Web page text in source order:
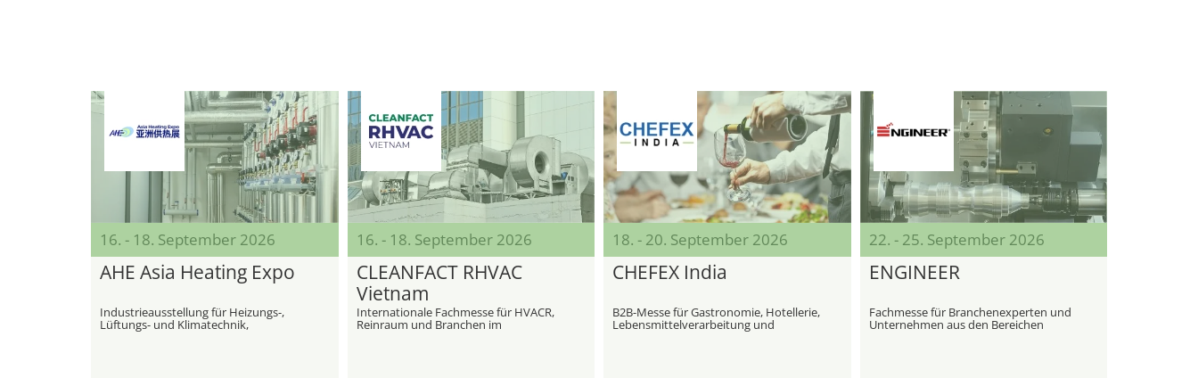
16. - 18. September 2026
AHE Asia Heating Expo
Industrieausstellung für Heizungs-,
Lüftungs- und Klimatechnik,
Warmwasserbereitung, Trocknung und
16. - 18. September 2026
CLEANFACT RHVAC
Vietnam
Internationale Fachmesse für HVACR,
Reinraum und Branchen im
18. - 20. September 2026
CHEFEX India
B2B-Messe für Gastronomie, Hotellerie,
Lebensmittelverarbeitung und
22. - 25. September 2026
ENGINEER
Fachmesse für Branchenexperten und
Unternehmen aus den Bereichen